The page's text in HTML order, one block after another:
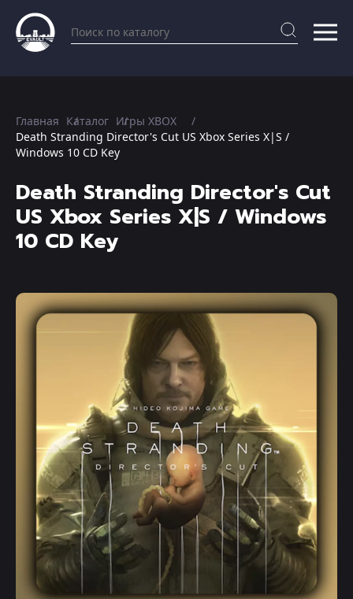
Главная Каталог Игры XBOX
Death Stranding Director's Cut US Xbox Series X|S /
Windows 10 CD Key
Death Stranding Director's Cut
US Xbox Series X|S / Windows
10 CD Key